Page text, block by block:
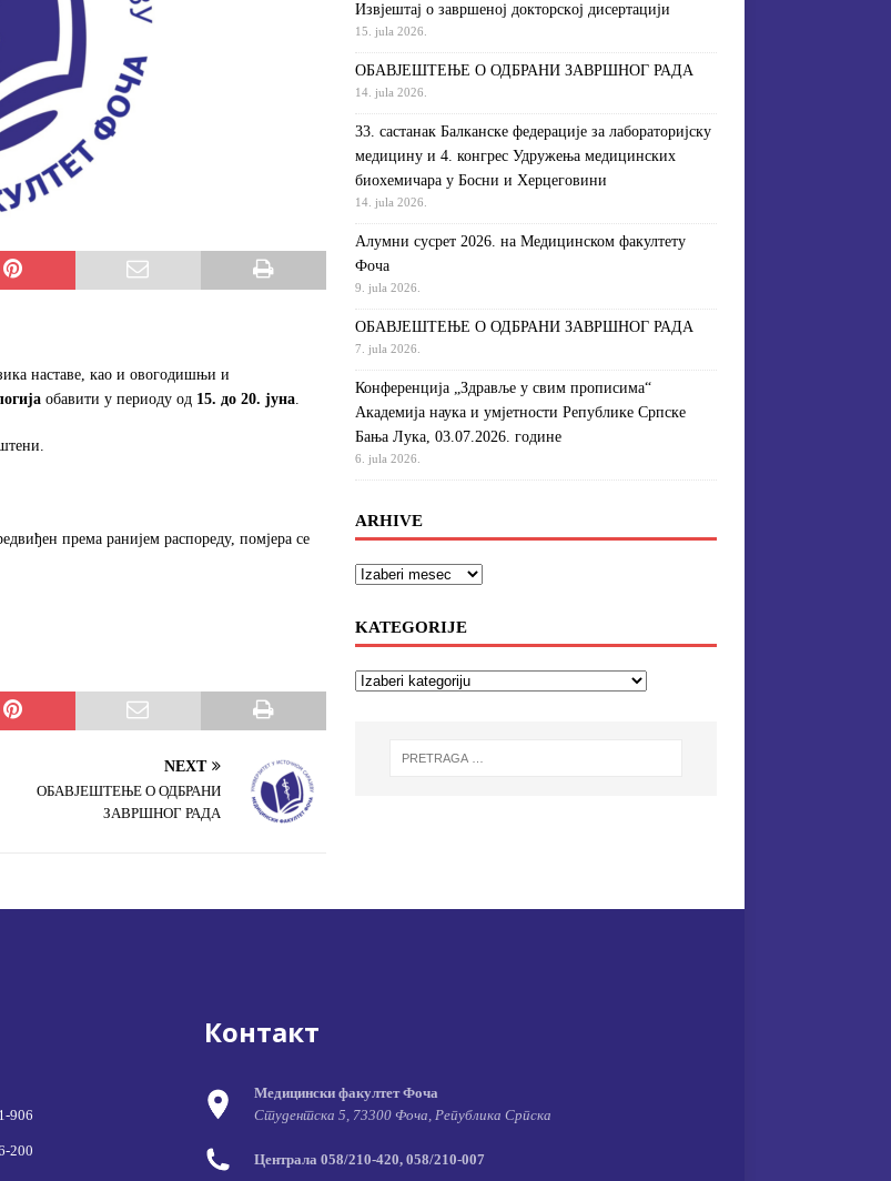
наставе, као и овогодишњи и
обавити у периоду од 15. до 20. јуна.
према ранијем распореду, помјера се
NEXT
ОБАВЈЕШТЕЊЕ О ОДБРАНИ
ЗАВРШНОГ РАДА
Извjeштaj o зaвршeнoj дoктoрскoj дисeртaциjи
15. jula 2026.
ОБАВЈЕШТЕЊЕ О ОДБРАНИ ЗАВРШНОГ РАДА
14. jula 2026.
33. састанак Балканске федерације за лабораторијску
медицину и 4. конгрес Удружења медицинских
биохемичара у Босни и Херцеговини
14. jula 2026.
Алумни сусрет 2026. на Медицинском факултету
Фоча
9. jula 2026.
ОБАВЈЕШТЕЊЕ О ОДБРАНИ ЗАВРШНОГ РАДА
7. jula 2026.
Конференција „Здравље у свим прописима“
Академија наука и умјетности Републике Српске
Бања Лука, 03.07.2026. године
6. jula 2026.
ARHIVE
KATEGORIJE
906
200
Контакт
Медицински факултет Фоча
Студентска 5, 73300 Фоча, Република Српска
Централа 058/210-420, 058/210-007